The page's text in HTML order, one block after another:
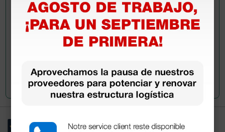
Envía tu pregunta